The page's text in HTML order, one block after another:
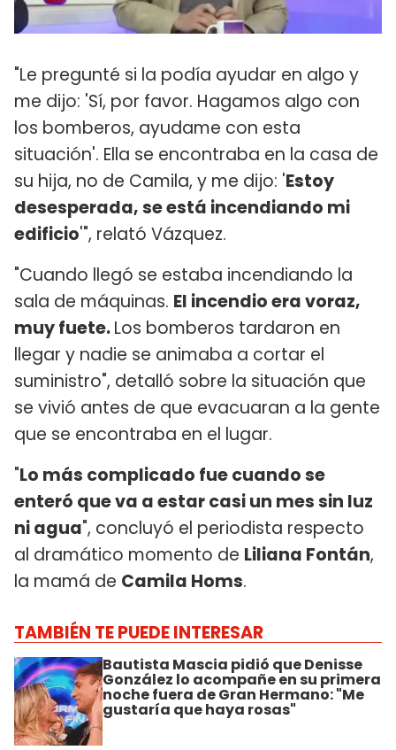
"Le pregunté si la podía ayudar en algo y
me dijo: 'Sí, por favor. Hagamos algo con
los bomberos, ayudame con esta
situación'. Ella se encontraba en la casa de
su hija, no de Camila, y me dijo: 'Estoy
desesperada, se está incendiando mi
edificio'", relató Vázquez.
"Cuando llegó se estaba incendiando la
sala de máquinas. El incendio era voraz,
muy fuete.Los bomberos tardaron en
llegar y nadie se animaba a cortar el
suministro", detalló sobre la situación que
se vivió antes de que evacuaran a la gente
que se encontraba en el lugar.
"Lo más complicado fue cuando se
enteró que va a estar casi un mes sin luz
ni agua", concluyó el periodista respecto
al dramático momento de Liliana Fontán,
la mamá de Camila Homs.
TAMBIÉN TE PUEDE INTERESAR
Bautista Mascia pidió que Denisse
González lo acompañe en su primera
noche fuera de Gran Hermano: "Me
gustaría que haya rosas"